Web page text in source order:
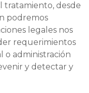
tratamiento, desde
podremos
legales nos
requerimientos
o administración
y detectar y